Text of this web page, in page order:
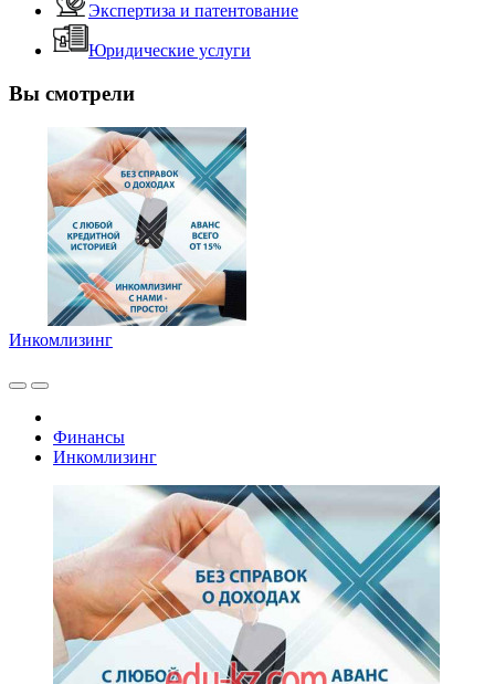
Экспертиза и патентование
Юридические услуги
Вы смотрели
Инкомлизинг
Финансы
Инкомлизинг